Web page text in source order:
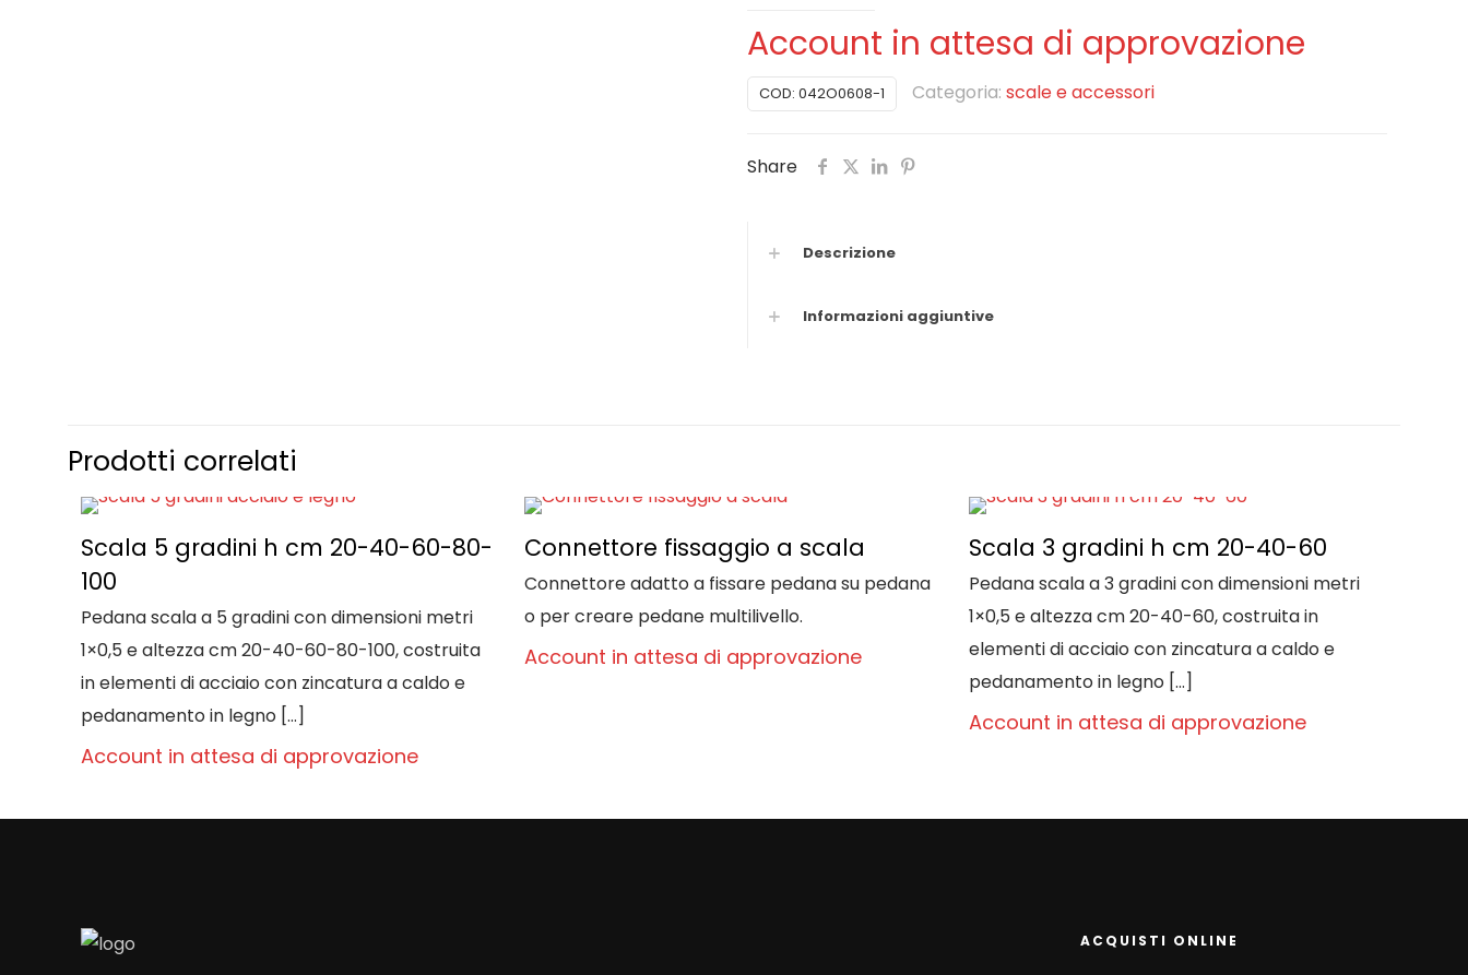
Account in attesa di approvazione
COD: 042O0608-1 Categoria: scale e accessori
Share
Descrizione
Informazioni aggiuntive
Prodotti correlati
Scala 5 gradini h cm 20-40-60-80-
100
Pedana scala a 5 gradini con dimensioni metri
1×0,5 e altezza cm 20-40-60-80-100, costruita
in elementi di acciaio con zincatura a caldo e
pedanamento in legno […]
Account in attesa di approvazione
Connettore fissaggio a scala
Connettore adatto a fissare pedana su pedana
o per creare pedane multilivello.
Account in attesa di approvazione
Scala 3 gradini h cm 20-40-60
Pedana scala a 3 gradini con dimensioni metri
1×0,5 e altezza cm 20-40-60, costruita in
elementi di acciaio con zincatura a caldo e
pedanamento in legno[…]
Account in attesa di approvazione
ACQUISTI ONLINE